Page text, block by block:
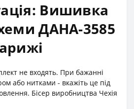
Вишивка
ДАНА-3585
не входять. При бажанні
або нитками - вкажіть це під
Бісер виробництва Чехія